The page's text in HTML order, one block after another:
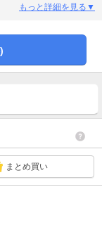
の経験から、叶わない
第に芽生える思い。…
もっと詳細を見る▼
まとめ買い